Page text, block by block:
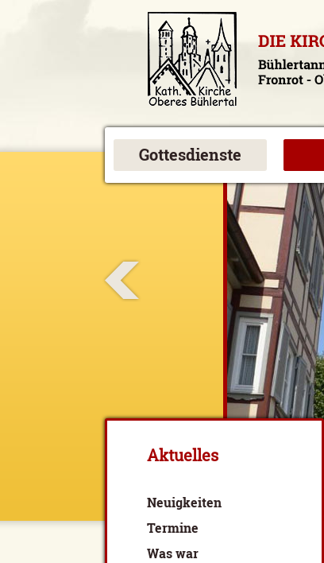
Gottesdienste
Aktuelles
Neuigkeiten
Termine
Was war